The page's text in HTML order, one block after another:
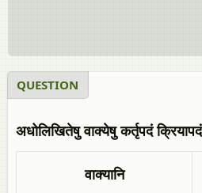
QUESTION
अधोलिखितेषु वाक्येषु कर्तृपदं
वाक्यानि